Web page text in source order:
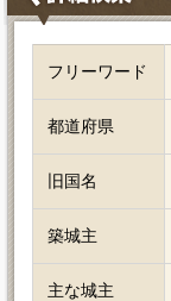
フリーワード
都道府県
旧国名
築城主
主な城主